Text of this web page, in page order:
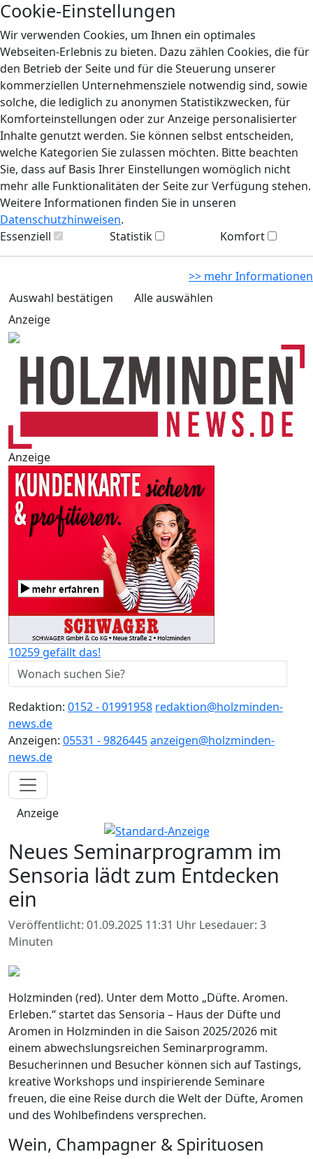
Cookie-Einstellungen
Wir verwenden Cookies, um Ihnen ein optimales
Webseiten-Erlebnis zu bieten. Dazu zählen Cookies, die für
den Betrieb der Seite und für die Steuerung unserer
kommerziellen Unternehmensziele notwendig sind, sowie
solche, die lediglich zu anonymen Statistikzwecken, für
Komforteinstellungen oder zur Anzeige personalisierter
Inhalte genutzt werden. Sie können selbst entscheiden,
welche Kategorien Sie zulassen möchten. Bitte beachten
Sie, dass auf Basis Ihrer Einstellungen womöglich nicht
mehr alle Funktionalitäten der Seite zur Verfügung stehen.
Weitere Informationen finden Sie in unseren
Datenschutzhinweisen.
Essenziell
Statistik Komfort
>> mehr Informationen
Auswahl bestätigen
Alle auswählen
Anzeige
Anzeige
10259 gefällt das!
Redaktion: 0152 - 01991958 redaktion@holzminden-
news.de
Anzeigen: 05531 - 9826445anzeigen@holzminden-
news.de
Anzeige
Neues Seminarprogramm im
Sensoria lädt zum Entdecken
ein
Veröffentlicht: 01.09.2025 11:31 Uhr Lesedauer: 3
Minuten
Holzminden (red). Unter dem Motto „Düfte. Aromen.
Erleben.“ startet das Sensoria – Haus der Düfte und
Aromen in Holzminden in die Saison 2025/2026 mit
einem abwechslungsreichen Seminarprogramm.
Besucherinnen und Besucher können sich auf Tastings,
kreative Workshops und inspirierende Seminare
freuen, die eine Reise durch die Welt der Düfte, Aromen
und des Wohlbefindens versprechen.
Wein, Champagner & Spirituosen